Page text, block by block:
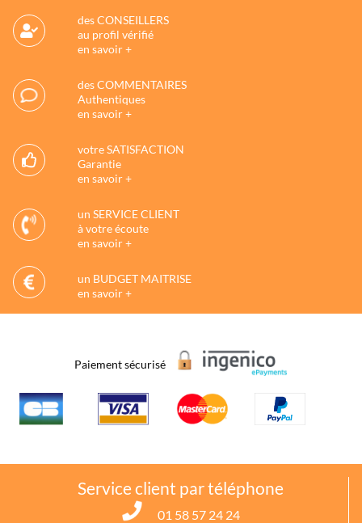
des CONSEILLERS
au profil vérifié
en savoir +
des COMMENTAIRES
Authentiques
en savoir +
votre SATISFACTION
Garantie
en savoir +
un SERVICE CLIENT
à votre écoute
en savoir +
un BUDGET MAITRISE
en savoir +
Paiement sécurisé
Service client par téléphone
01 58 57 24 24